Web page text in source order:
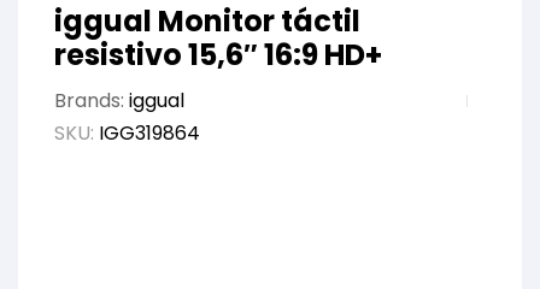
iggual Monitor táctil
resistivo 15,6″ 16:9 HD+
Brands: iggual
SKU: IGG319864